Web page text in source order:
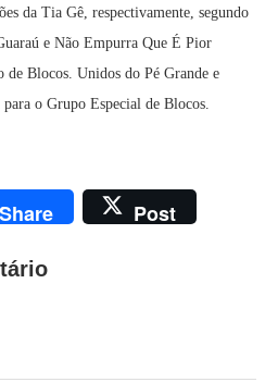
da Tia Gê, respectivamente, segundo
e Não Empurra Que É Pior
de Blocos. Unidos do Pé Grande e
o Grupo Especial de Blocos.
Share Post